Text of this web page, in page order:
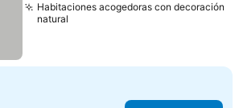
Habitaciones acogedoras con decoración
natural